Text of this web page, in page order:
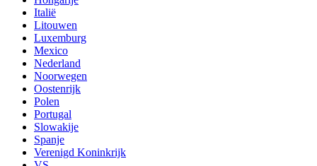
Italië
Litouwen
Luxemburg
Mexico
Nederland
Noorwegen
Oostenrijk
Polen
Portugal
Slowakije
Spanje
Verenigd Koninkrijk